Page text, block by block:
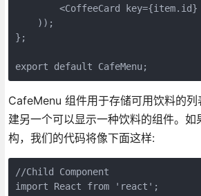
<CoffeeCard
    ));
};
export default CafeMenu;
CafeMenu 组件用于存储可用饮料的
建另一个可以显示一种饮料的组件。
构，我们的代码将像下面这样:
//Child Component
import React from 'react';